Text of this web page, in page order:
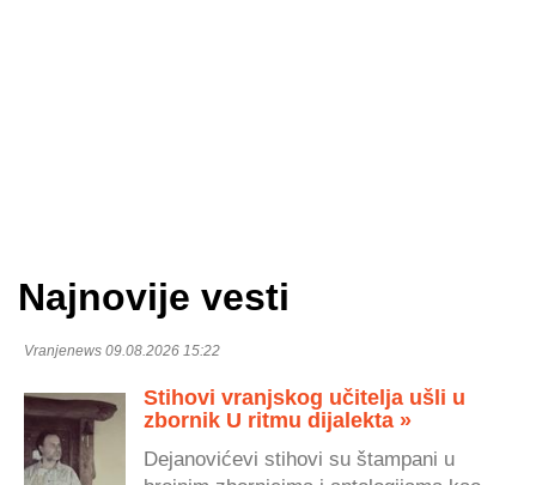
Najnovije vesti
Vranjenews 09.08.2026 15:22
Stihovi vranjskog učitelja ušli u
zbornik U ritmu dijalekta »
Dejanovićevi stihovi su štampani u